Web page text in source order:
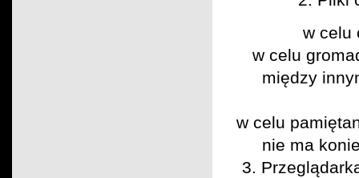
w celu
w celu
między
w celu
nie ma
3.